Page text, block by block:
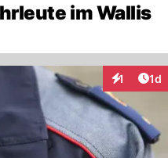
im Wallis
1 1d